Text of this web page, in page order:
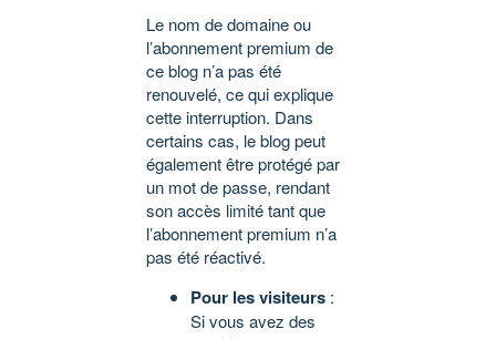
Le nom de domaine ou
l’abonnement premium de
ce blog n’a pas été
renouvelé, ce qui explique
cette interruption. Dans
certains cas, le blog peut
également être protégé par
un mot de passe, rendant
son accès limité tant que
l’abonnement premium n’a
pas été réactivé.
Pour les visiteurs :
Si vous avez des